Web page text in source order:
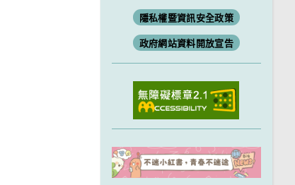
隱私權暨資訊安全政策
政府網站資料開放宣告